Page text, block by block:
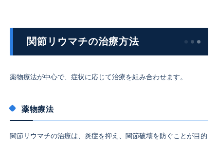
関節リウマチの治療方法
薬物療法が中心で、症状に応じて治療を組み合わせます。
薬物療法
関節リウマチの治療は、炎症を抑え、関節破壊を防ぐことが目的